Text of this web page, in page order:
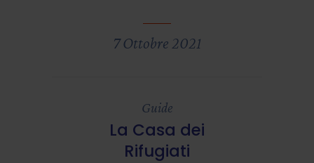
7 Ottobre 2021
Guide
La Casa dei
Rifugiati